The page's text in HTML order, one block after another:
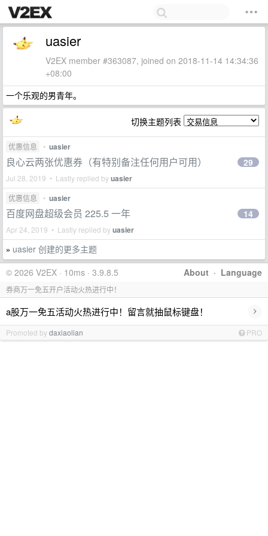
uasier
V2EX member #363087, joined on 2018-11-14 14:34:36
+08:00
一个乐观的男青年。
切换主题列表
优惠信息 • uasier
良心云两张优惠券（有特别备注任何用户可用）
Jul 28, 2019 • Lastly replied byuasier
29
优惠信息 • uasier
百度网盘超级会员 225.5 一年
Apr 24, 2019 • Lastly replied byuasier
14
» uasier 创建的更多主题
About · Language
© 2026 V2EX · 10ms · 3.9.8.5
券商万一免五开户活动火热进行中！
a股万一免五活动火热进行中！留言就抽鼠标键盘！ ›
Promoted bydaxiaolian PRO